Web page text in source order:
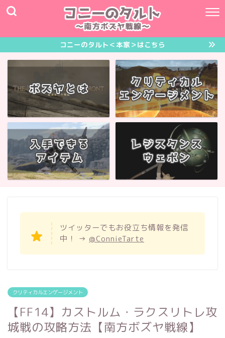
コニーのタルト＜本家＞はこちら
ツイッターでもお役立ち情報を発信
中！ → @ConnieTarte
クリティカルエンゲージメント
【FF14】カストルム・ラクスリトレ攻
城戦の攻略方法【南方ボズヤ戦線】